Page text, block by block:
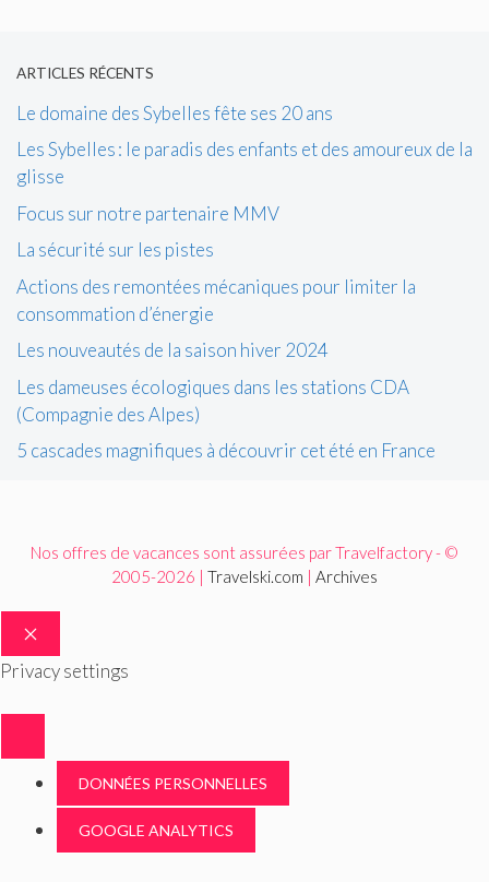
ARTICLES RÉCENTS
Le domaine des Sybelles fête ses 20 ans
Les Sybelles : le paradis des enfants et des amoureux de la
glisse
Focus sur notre partenaire MMV
La sécurité sur les pistes
Actions des remontées mécaniques pour limiter la
consommation d’énergie
Les nouveautés de la saison hiver 2024
Les dameuses écologiques dans les stations CDA
(Compagnie des Alpes)
5 cascades magnifiques à découvrir cet été en France
Nos offres de vacances sont assurées par Travelfactory - ©
2005-2026 | Travelski.com Archives
FERMER
Privacy settings
DONNÉES PERSONNELLES
GOOGLE ANALYTICS